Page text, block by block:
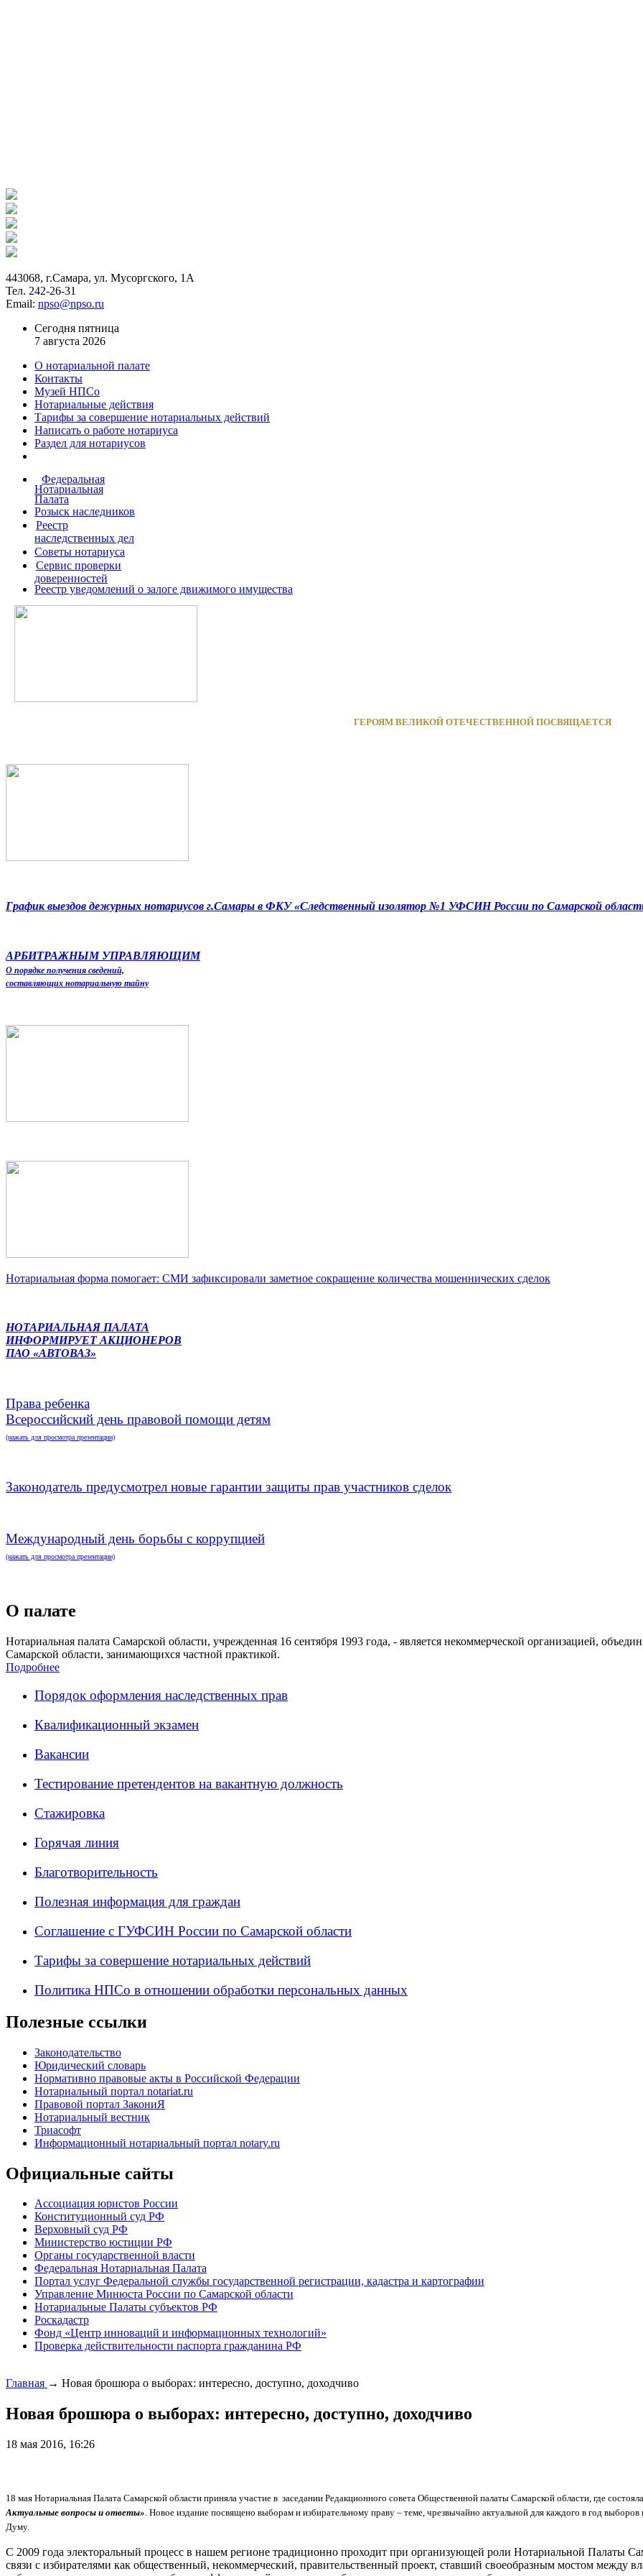
443068, г.Самара, ул. Мусоргского, 1А
Тел. 242-26-31
Email: npso@npso.ru
Сегодня пятница
7 августа 2026
О нотариальной палате
Контакты
Музей НПСо
Нотариальные действия
Тарифы за совершение нотариальных действий
Написать о работе нотариуса
Раздел для нотариусов
Федеральная
Нотариальная
Палата
Розыск наследников
Реестр
наследственных дел
Советы нотариуса
Сервис проверки
доверенностей
Реестр уведомлений о залоге движимого имущества
ГЕРОЯМ ВЕЛИКОЙ ОТЕЧЕСТВЕННОЙ ПОСВЯЩАЕТСЯ
График выездов дежурных нотариусов г.Самары в ФКУ «Следственный изолятор №1 УФСИН России по Самарской
АРБИТРАЖНЫМ УПРАВЛЯЮЩИМ
О порядке получения сведений,
составляющих нотариальную тайну
Нотариальная форма помогает: СМИ зафиксировали заметное сокращение количества мошеннических сделок
НОТАРИАЛЬНАЯ ПАЛАТА
ИНФОРМИРУЕТ АКЦИОНЕРОВ
ПАО «АВТОВАЗ»
Права ребенка
Всероссийский день правовой помощи детям
(нажать для просмотра презентации)
Законодатель предусмотрел новые гарантии защиты прав участников сделок
Международный день борьбы с коррупцией
(нажать для просмотра презентации)
О палате
Нотариальная палата Самарской области, учрежденная 16 сентября 1993 года, - является некоммерческой организацией,
Самарской области, занимающихся частной практикой.
Подробнее
Порядок оформления наследственных прав
Квалификационный экзамен
Вакансии
Тестирование претендентов на вакантную должность
Стажировка
Горячая линия
Благотворительность
Полезная информация для граждан
Соглашение с ГУФСИН России по Самарской области
Тарифы за совершение нотариальных действий
Политика НПСо в отношении обработки персональных данных
Полезные ссылки
Законодательство
Юридический словарь
Нормативно правовые акты в Российской Федерации
Нотариальный портал notariat.ru
Правовой портал ЗакониЯ
Нотариальный вестник
Триасофт
Информационный нотариальный портал notary.ru
Официальные сайты
Ассоциация юристов России
Конституционный суд РФ
Верховный суд РФ
Министерство юстиции РФ
Органы государственной власти
Федеральная Нотариальная Палата
Портал услуг Федеральной службы государственной регистрации, кадастра и картографии
Управление Минюста России по Самарской области
Нотариальные Палаты субъектов РФ
Роскадастр
Фонд «Центр инноваций и информационных технологий»
Проверка действительности паспорта гражданина РФ
Главная → Новая брошюра о выборах: интересно, доступно, доходчиво
Новая брошюра о выборах: интересно, доступно, доходчиво
18 мая 2016, 16:26
18 мая Нотариальная Палата Самарской области приняла участие в заседании Редакционного совета Общественной палаты Самарской области, где
Актуальные вопросы и ответы». Новое издание посвящено выборам и избирательному праву – теме, чрезвычайно актуальной для каждого в год
Думу.
С 2009 года электоральный процесс в нашем регионе традиционно проходит при организующей роли Нотариальной Палаты
связи с избирателями как общественный, некоммерческий, правительственный проект, ставший своеобразным мостом между